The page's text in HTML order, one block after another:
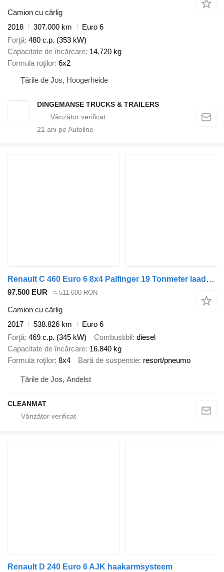
Camion cu cârlig
2018
307.000 km
Euro 6
Forţă 480 c.p. (353 kW)
Capacitate de încărcare 14.720 kg
Formula roţilor 6x2
Țările de Jos, Hoogerheide
DINGEMANSE TRUCKS & TRAILERS
21 ani pe Autoline
Renault C 460 Euro 6 8x4 Palfinger 19 Tonmeter laadkraan
97.500 EUR ≈ 511.600 RON
Camion cu cârlig
2017
538.826 km
Euro 6
Forţă 469 c.p. (345 kW) Combustibil diesel
Capacitate de încărcare 16.840 kg
Formula roţilor 8x4 Bară de suspensie resort/pneumo
Țările de Jos, Andelst
CLEANMAT
Renault D 240 Euro 6 AJK haakarmsysteem